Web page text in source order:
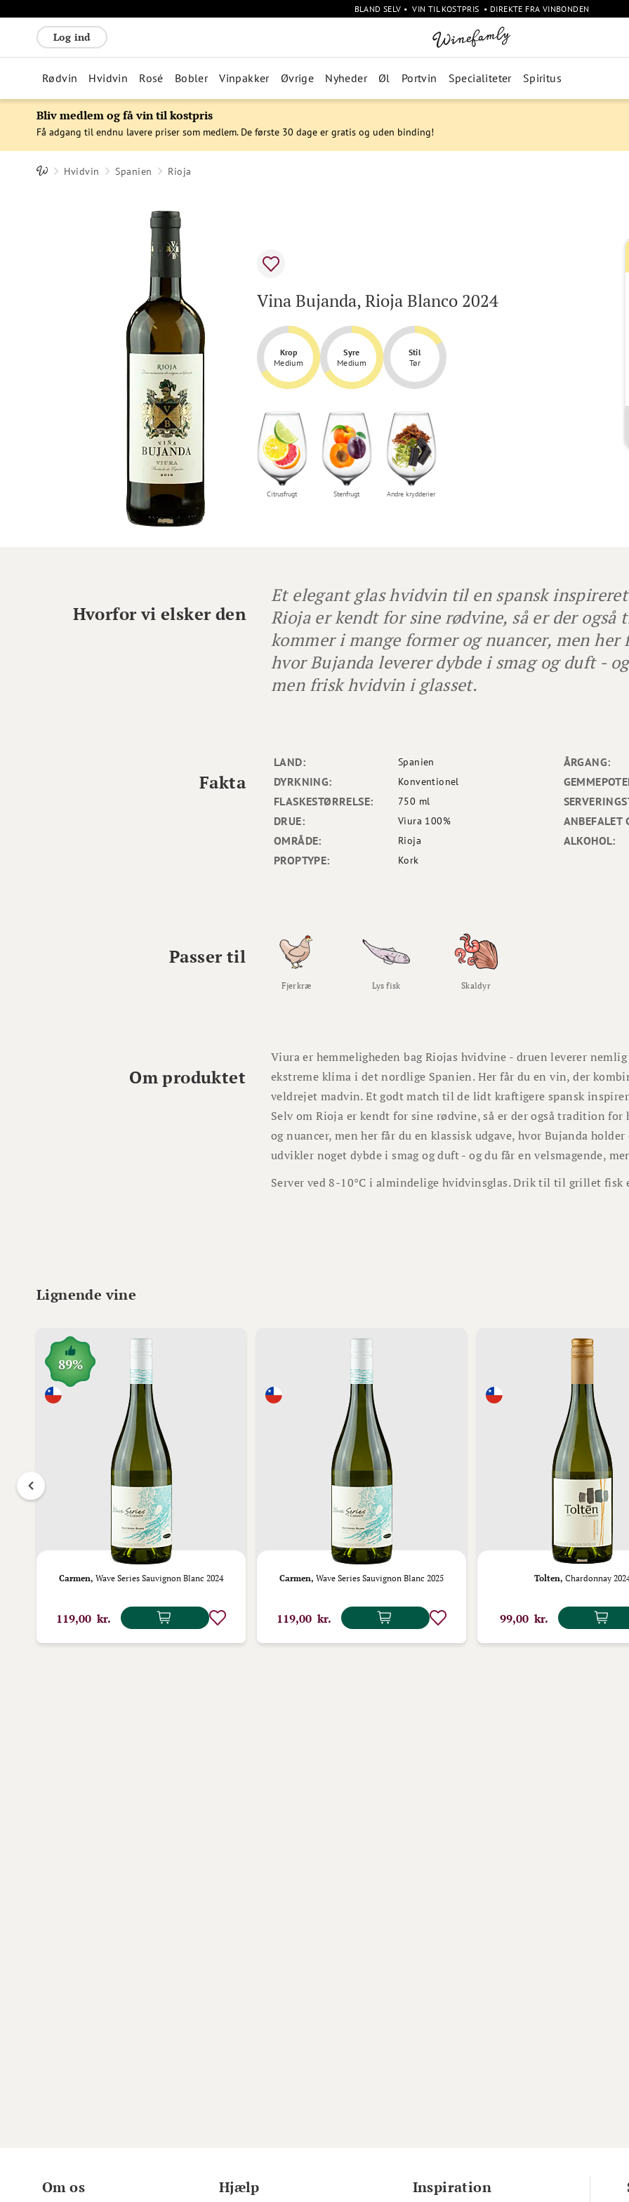
BLAND SELV • VIN TIL KOSTPRIS • DIREKTE FRA VINBONDEN
Log ind
Rødvin Hvidvin Rosé Bobler Vinpakker Øvrige Nyheder Øl Portvin Specialiteter Spiritus
Bliv medlem og få vin til kostpris
Få adgang til endnu lavere priser som medlem. De første 30 dage er gratis og uden binding!
Hvidvin Spanien Rioja
Vina Bujanda, Rioja Blanco 2024
Krop
Medium
Syre
Medium
Stil
Tør
Citrusfrugt Stenfrugt Andre krydderier
Hvorfor vi elsker den
Et elegant glas hvidvin til en spansk
Rioja er kendt for sine rødvine, så er der
kommer i mange former og nuancer, men her
hvor Bujanda leverer dybde i smag og duft -
men frisk hvidvin i glasset.
LAND: Spanien
DYRKNING: Konventionel
FLASKESTØRRELSE: 750 ml
DRUE: Viura 100%
OMRÅDE: Rioja
PROPTYPE: Kork
ÅRGANG:
ANBEFALET
ALKOHOL:
Fakta
Passer til
Fjerkræ Lys fisk Skaldyr
Om produktet
Viura er hemmeligheden bag Riojas hvidvine - druen leverer
ekstreme klima i det nordlige Spanien. Her får du en vin, der
veldrejet madvin. Et godt match til de lidt kraftigere spansk
Selv om Rioja er kendt for sine rødvine, så er der også tradition
og nuancer, men her får du en klassisk udgave, hvor Bujanda
udvikler noget dybde i smag og duft - og du får en velsmagende,
Server ved 8-10°C i almindelige hvidvinsglas. Drik til til grillet fisk
Lignende vine
89%
Carmen, Wave Series Sauvignon Blanc 2024
119,00 kr.
Carmen, Wave Series Sauvignon Blanc 2025
119,00 kr.
Tolten, Chardonnay
99,00 kr.
Om os Hjælp Inspiration